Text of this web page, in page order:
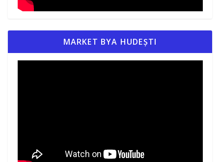
MARKET BYA HUDEȘTI